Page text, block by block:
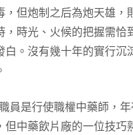
，但炮制之后為炮天雄，
，時光、火候的把握需恰
白。沒有幾十年的實行沉
員是行使職權中藥師，
但中藥飲片廠的一位技巧